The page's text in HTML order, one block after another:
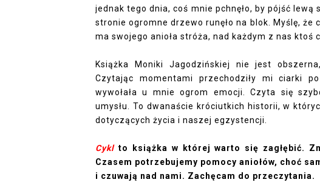
jednak tego dnia, coś mnie pchnęło, by pójść lewą
stronie ogromne drzewo runęło na blok. Myślę, że
ma swojego anioła stróża, nad każdym z nas ktoś
Książka Moniki Jagodzińskiej nie jest
Czytając momentami przechodziły mi ciarki
wywołała u mnie ogrom emocji. Czyta się
umysłu. To dwanaście króciutkich historii, w
dotyczących życia i naszej egzystencji.
Cyklto książka w której warto się zagłębić.
Czasem potrzebujemy pomocy aniołów, choć
i czuwają nad nami. Zachęcam do przeczytania.